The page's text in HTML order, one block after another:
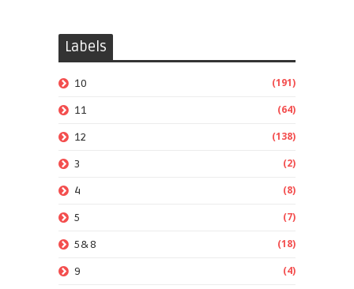
Labels
10 (191)
11 (64)
12 (138)
3 (2)
4 (8)
5 (7)
5&8 (18)
9 (4)